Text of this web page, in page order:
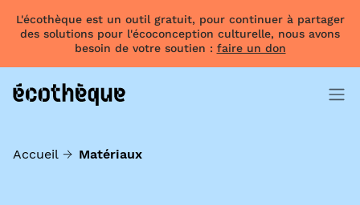
L'écothèque est un outil gratuit, pour continuer à partager
des solutions pour l'écoconception culturelle, nous avons
besoin de votre soutien : faire un don
Accueil Matériaux